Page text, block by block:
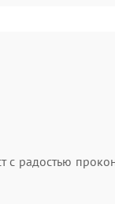
с радостью